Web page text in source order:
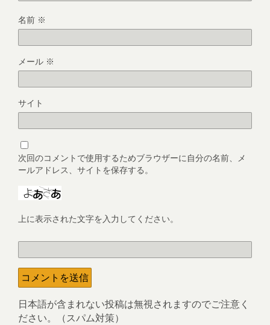
名前 ※
メール ※
サイト
次回のコメントで使用するためブラウザーに自分の名前、メ
ールアドレス、サイトを保存する。
上に表示された文字を入力してください。
日本語が含まれない投稿は無視されますのでご注意く
ださい。（スパム対策）